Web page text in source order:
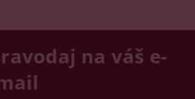
na váš e-